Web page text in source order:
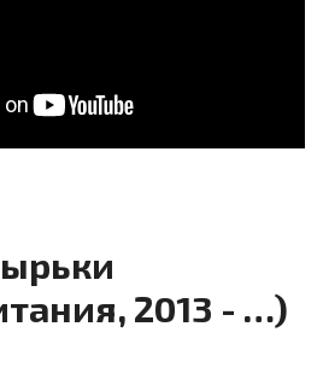
2013 - …)